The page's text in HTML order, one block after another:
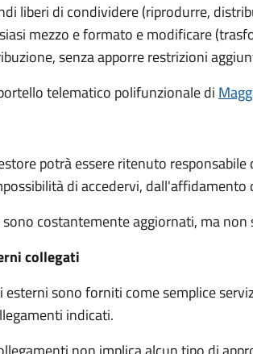
liberi di condividere (riprodurre,
mezzo e formato e modificare
senza apporre restrizioni
telematico polifunzionaledi
potrà essere ritenuto
di accedervi,
costantemente aggiornati, ma
collegati
esterni sono forniti come semplice
indicati.